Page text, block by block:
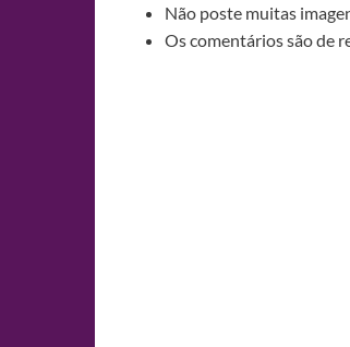
Não poste muitas
Os comentários são de